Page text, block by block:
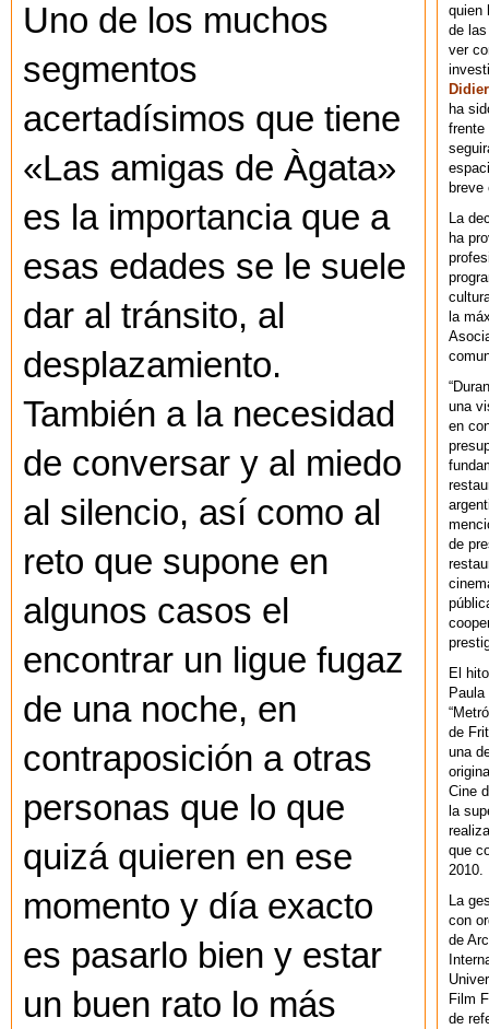
Uno de los muchos
segmentos
acertadísimos que tiene
«Las amigas de Àgata»
es la importancia que a
esas edades se le suele
dar al tránsito, al
desplazamiento.
También a la necesidad
de conversar y al miedo
al silencio, así como al
reto que supone en
algunos casos el
encontrar un ligue fugaz
de una noche, en
contraposición a otras
personas que lo que
quizá quieren en ese
momento y día exacto
es pasarlo bien y estar
un buen rato lo más
quien
de
ver
Didier
ha
frente
breve
La
ha
la
una
en
de
El
de
una
Cine
la
que
2010.
La
con
de
Film
de